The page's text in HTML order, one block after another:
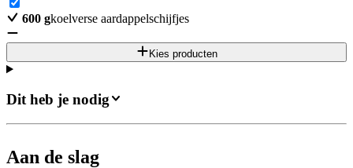
600 gkoelverse aardappelschijfjes
Kies producten
Dit heb je nodig
Aan de slag